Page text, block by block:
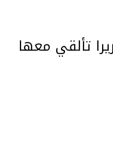
تألقي معها